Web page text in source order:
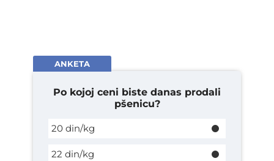
ANKETA
Po kojoj ceni biste danas prodali
pšenicu?
20 din/kg
22 din/kg